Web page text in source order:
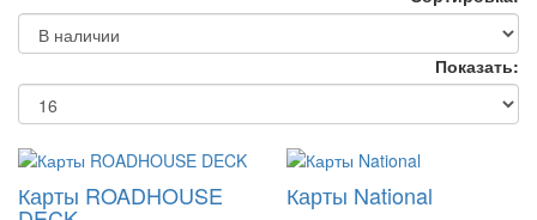
Показать:
Карты ROADHOUSE Карты National